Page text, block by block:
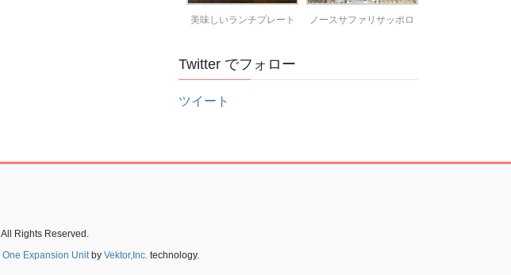
美味しいランチプレート ノースサファリサッポロ
Twitter でフォロー
ツイート
Rights Reserved.
One Expansion Unitby Vektor,Inc. technology.